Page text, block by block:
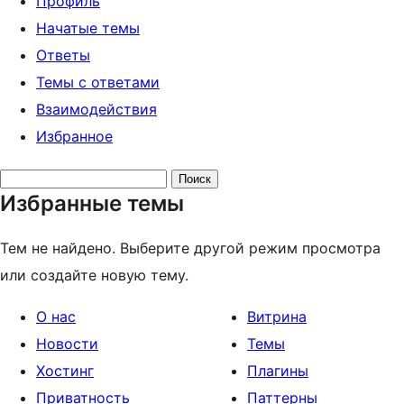
Начатые темы
Ответы
Темы с ответами
Взаимодействия
Избранное
тем:
Избранные темы
Тем не найдено. Выберите другой режим просмотра
или создайте новую тему.
О нас
Новости
Хостинг
Приватность
Витрина
Темы
Плагины
Паттерны